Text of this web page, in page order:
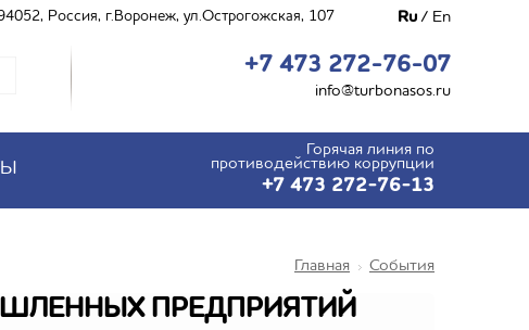
Россия, г.Воронеж, ул.Острогожская, 107 Ru / En
+7 473 272-76-07
info@turbonasos.ru
Горячая линия по
противодействию коррупции
+7 473 272-76-13
Главная События
ПРЕДПРИЯТИЙ